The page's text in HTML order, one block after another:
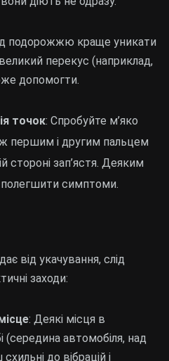
подорожжю краще уникати
перекус (наприклад,
допомогти.
точок: Спробуйте м’яко
першим і другим пальцем
стороні зап’ястя. Деяким
симптоми.
від укачування, слід
заходи:
: Деякі місця в
(середина автомобіля, над
до вібрацій і